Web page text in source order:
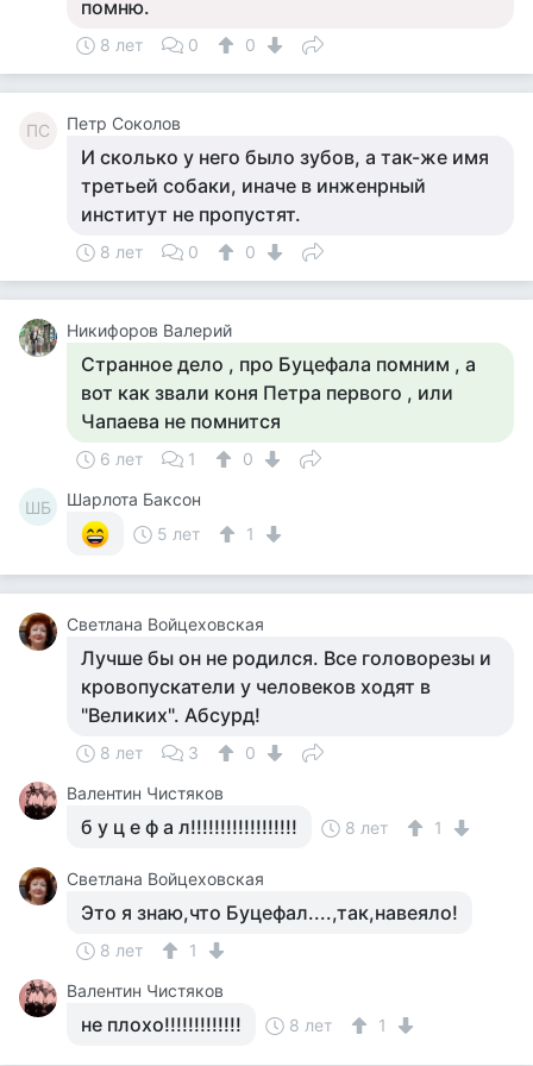
помню.
8 лет 0 0
ПС Петр Соколов
И сколько у него было зубов, а так-же имя
третьей собаки, иначе в инженрный
институт не пропустят.
8 лет 0 0
Никифоров Валерий
Странное дело , про Буцефала помним , а
вот как звали коня Петра первого , или
Чапаева не помнится
6 лет 1 0
ШБ
Шарлота Баксон
5 лет
1
Светлана Войцеховская
Лучше бы он не родился. Все головорезы и
кровопускатели у человеков ходят в
"Великих". Абсурд!
8 лет 3
0
Валентин Чистяков
б у ц е ф а л!!!!!!!!!!!!!!!!!! 8 лет 1
Светлана Войцеховская
Это я знаю,что Буцефал....,так,навеяло!
8 лет
1
Валентин Чистяков
не плохо!!!!!!!!!!!!! 8 лет 1